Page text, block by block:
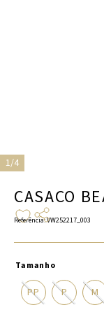
1/4
CASACO
Referência:VW252217_003
Tamanho
PP P M